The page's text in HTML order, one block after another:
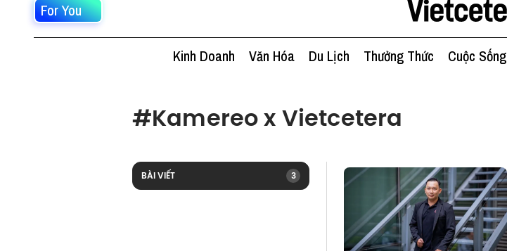
For You
Kinh Doanh Văn Hóa Du Lịch Thưởng Thức Cuộc Sống
#Kamereo x Vietcetera
BÀI VIẾT 3